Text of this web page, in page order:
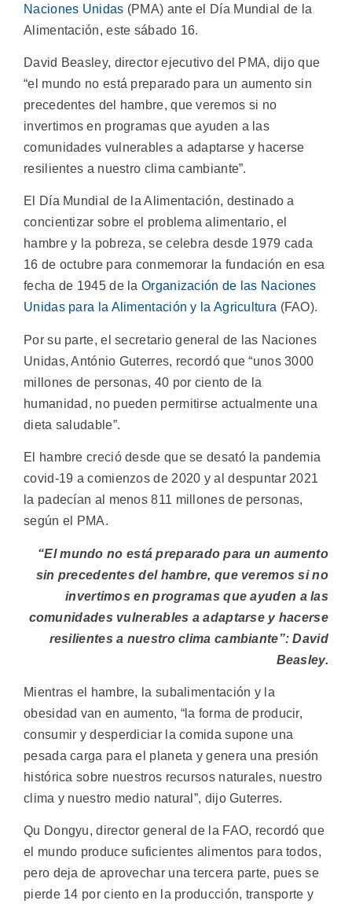
Naciones Unidas (PMA) ante el Día Mundial de la
Alimentación, este sábado 16.
David Beasley, director ejecutivo del PMA, dijo que
“el mundo no está preparado para un aumento sin
precedentes del hambre, que veremos si no
invertimos en programas que ayuden a las
comunidades vulnerables a adaptarse y hacerse
resilientes a nuestro clima cambiante”.
El Día Mundial de la Alimentación, destinado a
concientizar sobre el problema alimentario, el
hambre y la pobreza, se celebra desde 1979 cada
16 de octubre para conmemorar la fundación en esa
fecha de 1945 de laOrganización de las Naciones
Unidas para la Alimentación y la Agricultura (FAO).
Por su parte, el secretario general de las Naciones
Unidas, António Guterres, recordó que “unos 3000
millones de personas, 40 por ciento de la
humanidad, no pueden permitirse actualmente una
dieta saludable”.
El hambre creció desde que se desató la pandemia
covid-19 a comienzos de 2020 y al despuntar 2021
la padecían al menos 811 millones de personas,
según el PMA.
“El mundo no está preparado para un aumento
sin precedentes del hambre, que veremos si no
invertimos en programas que ayuden a las
comunidades vulnerables a adaptarse y hacerse
resilientes a nuestro clima cambiante”: David
Beasley.
Mientras el hambre, la subalimentación y la
obesidad van en aumento, “la forma de producir,
consumir y desperdiciar la comida supone una
pesada carga para el planeta y genera una presión
histórica sobre nuestros recursos naturales, nuestro
clima y nuestro medio natural”, dijo Guterres.
Qu Dongyu, director general de la FAO, recordó que
el mundo produce suficientes alimentos para todos,
pero deja de aprovechar una tercera parte, pues se
pierde 14 por ciento en la producción, transporte y